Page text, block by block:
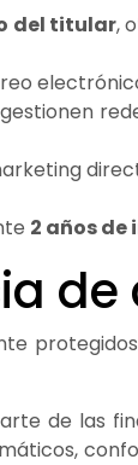
del titular,
2 años
de las